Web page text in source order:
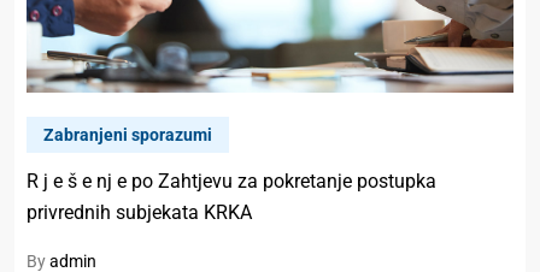
Zabranjeni sporazumi
R j e š e nj e po Zahtjevu za pokretanje postupka
privrednih subjekata KRKA
Byadmin